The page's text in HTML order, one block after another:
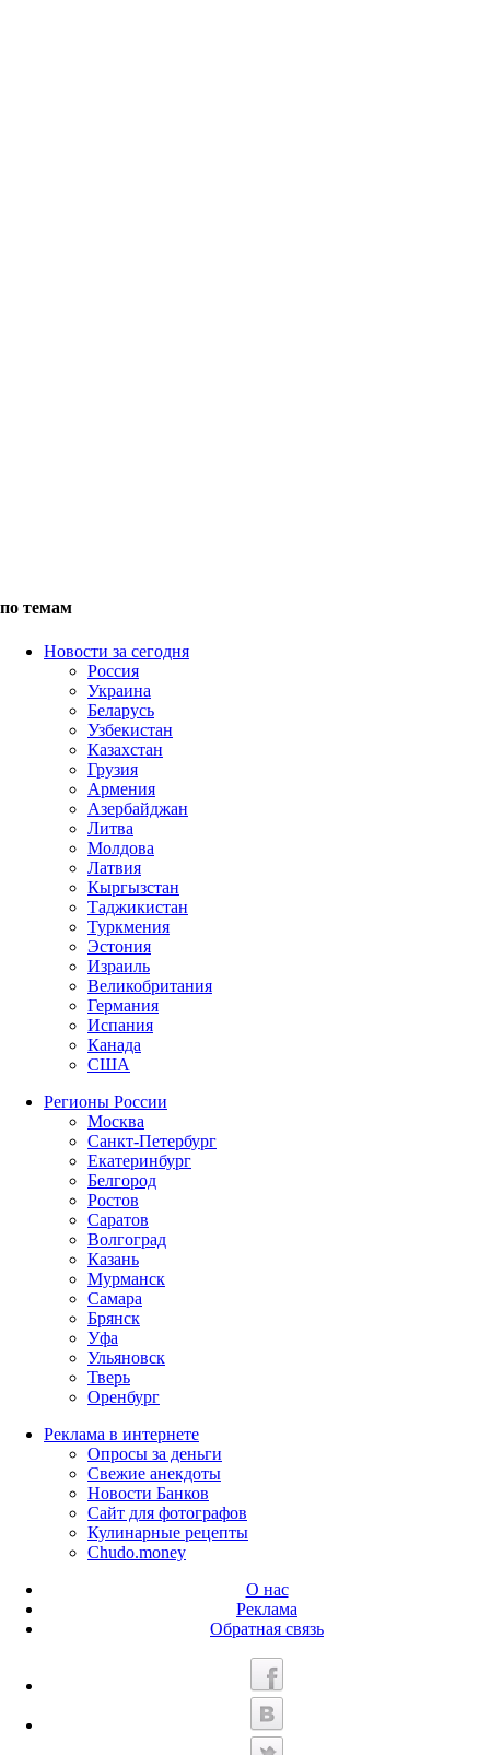
по темам
Новости за сегодня
Россия
Украина
Беларусь
Узбекистан
Казахстан
Грузия
Армения
Азербайджан
Литва
Молдова
Латвия
Кыргызстан
Таджикистан
Туркмения
Эстония
Израиль
Великобритания
Германия
Испания
Канада
США
Регионы России
Москва
Санкт-Петербург
Екатеринбург
Белгород
Ростов
Саратов
Волгоград
Казань
Мурманск
Самара
Брянск
Уфа
Ульяновск
Тверь
Оренбург
Реклама в интернете
Опросы за деньги
Свежие анекдоты
Новости Банков
Сайт для фотографов
Кулинарные рецепты
Chudo.money
О нас
Реклама
Обратная связь